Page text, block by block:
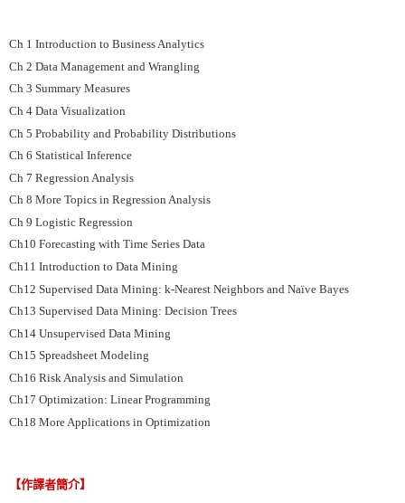
Ch 1 Introduction to Business Analytics
Ch 2 Data Management and Wrangling
Ch 3 Summary Measures
Ch 4 Data Visualization
Ch 5 Probability and Probability Distributions
Ch 6 Statistical Inference
Ch 7 Regression Analysis
Ch 8 More Topics in Regression Analysis
Ch 9 Logistic Regression
Ch10 Forecasting with Time Series Data
Ch11 Introduction to Data Mining
Ch12 Supervised Data Mining: k-Nearest Neighbors and Naïve Bayes
Ch13 Supervised Data Mining: Decision Trees
Ch14 Unsupervised Data Mining
Ch15 Spreadsheet Modeling
Ch16 Risk Analysis and Simulation
Ch17 Optimization: Linear Programming
Ch18 More Applications in Optimization
【作譯者簡介】